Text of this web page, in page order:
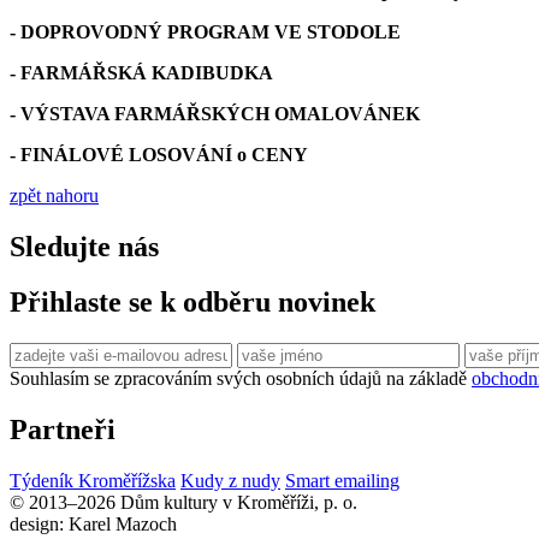
- DOPROVODNÝ PROGRAM VE STODOLE
- FARMÁŘSKÁ KADIBUDKA
- VÝSTAVA FARMÁŘSKÝCH OMALOVÁNEK
- FINÁLOVÉ LOSOVÁNÍ o CENY
zpět nahoru
Sledujte nás
Přihlaste se k odběru novinek
Souhlasím se zpracováním svých osobních údajů na základě
Partneři
Týdeník Kroměřížska Kudy z nudy Smart emailing
© 2013–2026 Dům kultury v Kroměříži, p. o.
design: Karel Mazoch